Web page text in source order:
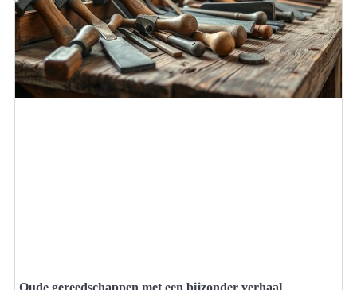
Oude gereedschappen met een bijzonder verhaal